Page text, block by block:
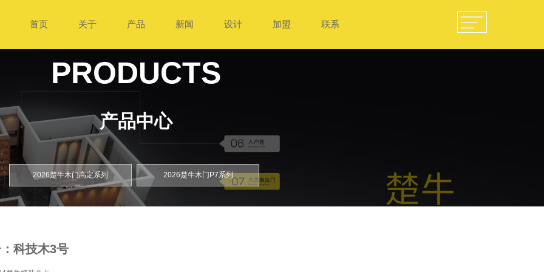
首页 关于 产品 新闻 设计 加盟 联系
PRODUCTS
产品中心
2026楚牛木门高定系列 2026楚牛木门P7系列
科技木3号